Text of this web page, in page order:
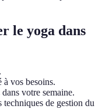
le yoga dans
vos besoins.
votre semaine.
de gestion du